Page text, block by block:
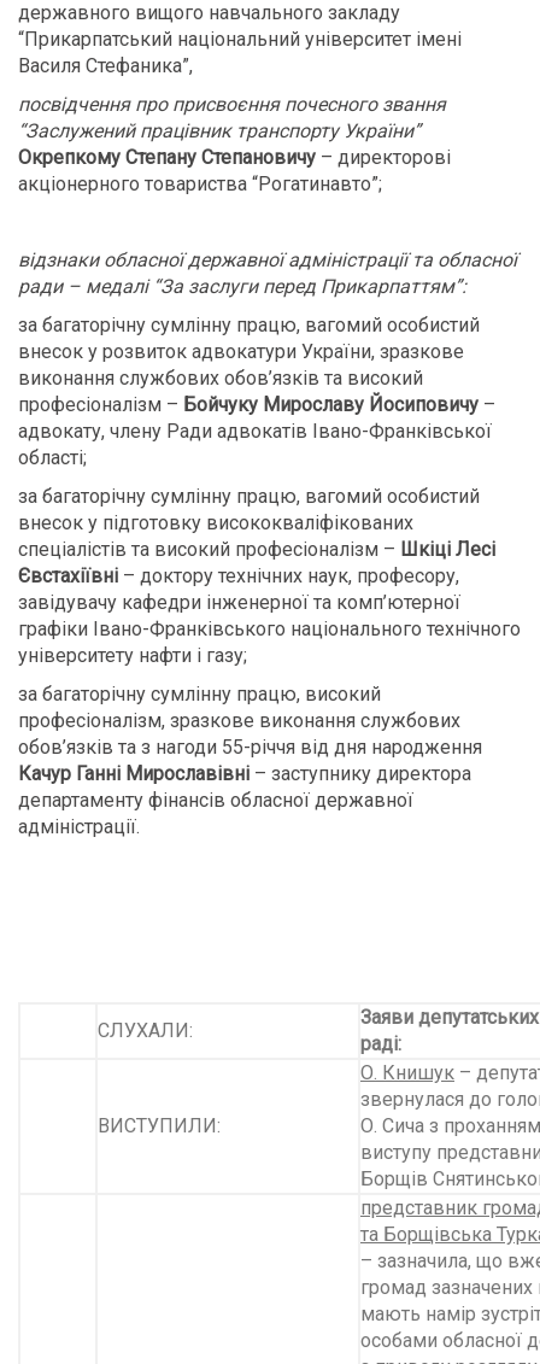
державного вищого навчального закладу
“Прикарпатський національний університет імені
Василя Стефаника”,
посвідчення про присвоєння почесного звання
“Заслужений працівник транспорту України”
Окрепкому Степану Степановичу – директорові
акціонерного товариства “Рогатинавто”;
відзнаки обласної державної адміністрації та обласної
ради – медалі “За заслуги перед Прикарпаттям”:
за багаторічну сумлінну працю, вагомий особистий
внесок у розвиток адвокатури України, зразкове
виконання службових обов’язків та високий
професіоналізм – Бойчуку Мирославу Йосиповичу –
адвокату, члену Ради адвокатів Івано-Франківської
області;
за багаторічну сумлінну працю, вагомий особистий
внесок у підготовку висококваліфікованих
спеціалістів та високий професіоналізм – Шкіці Лесі
Євстахіївні – доктору технічних наук, професору,
завідувачу кафедри інженерної та комп’ютерної
графіки Івано-Франківського національного технічного
університету нафти і газу;
за багаторічну сумлінну працю, високий
професіоналізм, зразкове виконання службових
обов’язків та з нагоди 55-річчя від дня народження
Качур Ганні Мирославівні – заступнику директора
департаменту фінансів обласної державної
адміністрації.
СЛУХАЛИ:
Заяви
раді:
ВИСТУПИЛИ:
О. Книшук –
звернулася до
О. Сича з
виступу
Борщів
представник
та Борщівська
– зазначила, що
громад зазначених
мають намір
особами обласної